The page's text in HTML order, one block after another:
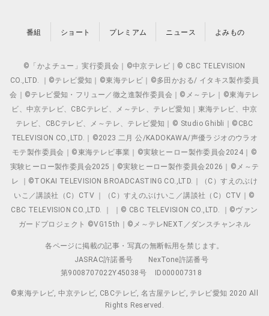
番組 ショート プレミアム ニュース よみもの
©「かよチュー」実行委員会｜©中京テレビ｜© CBC TELEVISION
CO.,LTD. ｜©テレビ愛知｜©東海テレビ｜©多田かおる/ イタキス製作委員
会｜©テレビ愛知・フリュー／徹之進製作委員会｜©メ～テレ｜©東海テレ
ビ、中京テレビ、CBCテレビ、メ～テレ、テレビ愛知｜東海テレビ、中京
テレビ、CBCテレビ、メ～テレ、テレビ愛知｜© Studio Ghibli｜©CBC
TELEVISION CO.,LTD.｜©2023 二月 公/KADOKAWA/声優ラジオのウラオ
モテ製作委員会｜©東海テレビ事業｜©実験ヒーロー製作委員会2024｜©
実験ヒーロー製作委員会2025｜©実験ヒーロー製作委員会2026｜©メ～テ
レ ｜©TOKAI TELEVISION BROADCASTING CO.,LTD.｜（C）すえのぶけ
いこ／講談社（C）CTV ｜（C）すえのぶけいこ／講談社（C）CTV｜©
CBC TELEVISION CO.,LTD. ｜ ｜© CBC TELEVISION CO.,LTD. ｜©ヴァン
ガードプロジェクト ©VG15th｜©メ～テレNEXT／ダンスチャンネル
各ページに掲載の記事・写真の無断転用を禁じます。
JASRAC許諾番号
NexTone許諾番号
第9008707022Y45038号
ID000007318
©東海テレビ, 中京テレビ, CBCテレビ, 名古屋テレビ, テレビ愛知 2020 All
Rights Reserved.